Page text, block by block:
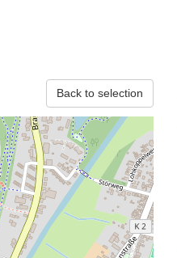
Back to selection